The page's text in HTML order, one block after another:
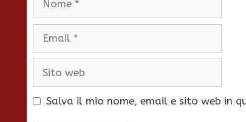
Email
Sito
Salva il mio nome, email e sito web in